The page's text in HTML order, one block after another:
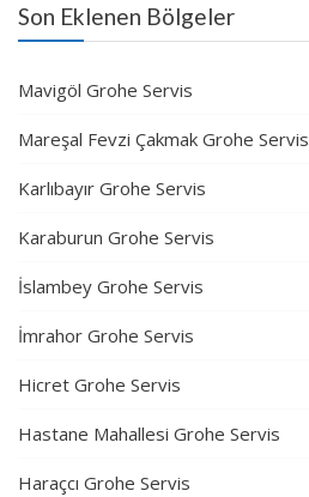
Son Eklenen Bölgeler
Mavigöl Grohe Servis
Mareşal Fevzi Çakmak Grohe Servis
Karlıbayır Grohe Servis
Karaburun Grohe Servis
İslambey Grohe Servis
İmrahor Grohe Servis
Hicret Grohe Servis
Hastane Mahallesi Grohe Servis
Haraçcı Grohe Servis